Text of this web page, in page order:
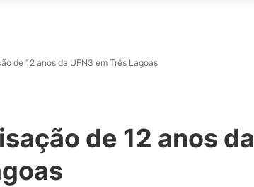
de 12 anos da UFN3 em Três Lagoas
de 12 anos da